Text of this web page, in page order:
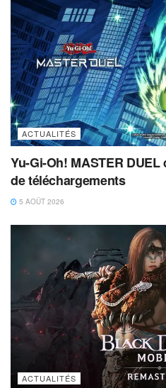
ACTUALITÉS
Yu-Gi-Oh! MASTER
de téléchargements
5 AOÛT 2026
ACTUALITÉS